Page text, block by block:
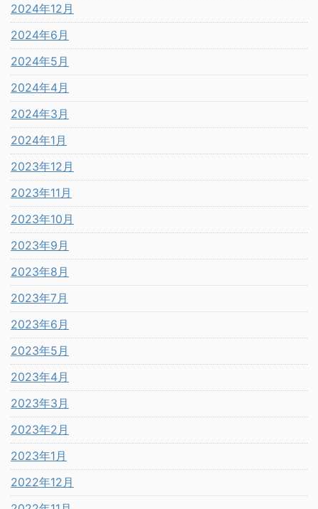
2024年12月
2024年6月
2024年5月
2024年4月
2024年3月
2024年1月
2023年12月
2023年11月
2023年10月
2023年9月
2023年8月
2023年7月
2023年6月
2023年5月
2023年4月
2023年3月
2023年2月
2023年1月
2022年12月